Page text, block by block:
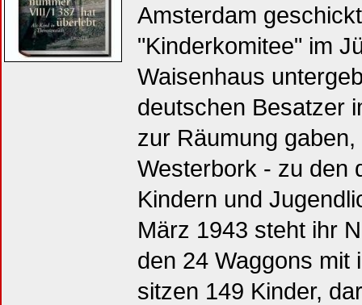
Amsterdam
"Kinderkomitee" im
Waisenhaus
deutschen Besatzer
zur Räumung
Westerbork - zu den
Kindern und
März 1943 steht ihr
den 24 Waggons mit
sitzen 149 Kinder,